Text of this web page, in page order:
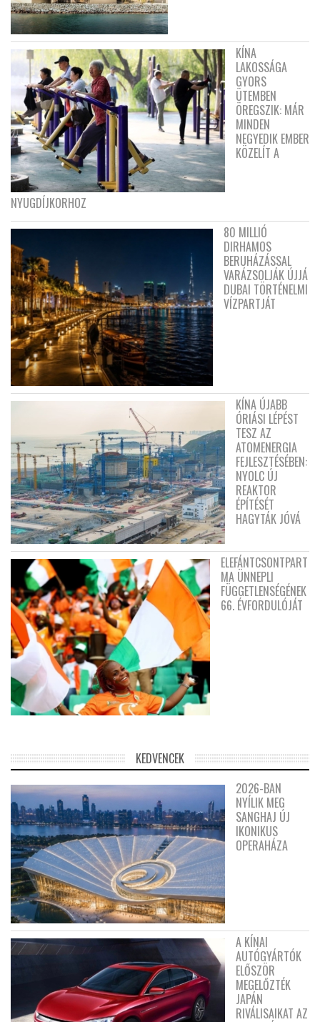
KÍNA
LAKOSSÁGA
GYORS
ÜTEMBEN
ÖREGSZIK: MÁR
MINDEN
NEGYEDIK EMBER
KÖZELÍT A
NYUGDÍJKORHOZ
80 MILLIÓ
DIRHAMOS
BERUHÁZÁSSAL
VARÁZSOLJÁK ÚJJÁ
DUBAI TÖRTÉNELMI
VÍZPARTJÁT
KÍNA ÚJABB
ÓRIÁSI LÉPÉST
TESZ AZ
ATOMENERGIA
FEJLESZTÉSÉBEN:
NYOLC ÚJ
REAKTOR
ÉPÍTÉSÉT
HAGYTÁK JÓVÁ
ELEFÁNTCSONTPART
MA ÜNNEPLI
FÜGGETLENSÉGÉNEK
66. ÉVFORDULÓJÁT
KEDVENCEK
2026-BAN
NYÍLIK MEG
SANGHAJ ÚJ
IKONIKUS
OPERAHÁZA
A KÍNAI
AUTÓGYÁRTÓK
ELŐSZÖR
MEGELŐZTÉK
JAPÁN
RIVÁLISAIKAT AZ